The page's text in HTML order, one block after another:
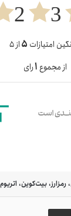
3
2
امتیازات ۵از ۵
از مجموع۱رای
رمزارز، بیت‌کوین، اتریوم